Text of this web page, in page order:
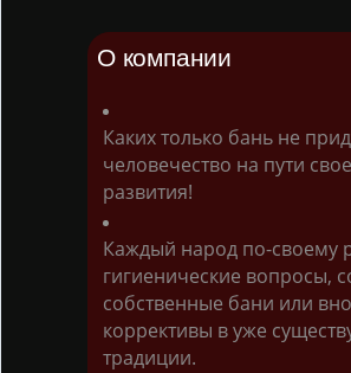
О компании
Каких только бань не
человечество на пути
развития!
Каждый народ по-своему
гигиенические вопросы,
собственные бани или
коррективы в уже
традиции.